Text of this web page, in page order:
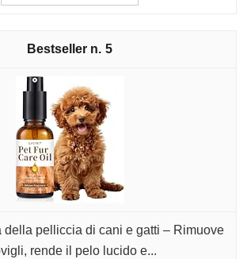
5
della pelliccia di cani e gatti – Rimuove
rende il pelo lucido e...